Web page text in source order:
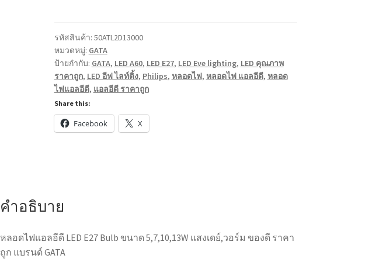
ล
อีดี
LED
E27
Bulb
ขนาด
5,7,10,13W
แบรนด์
ชิ้น
รหัสสินค้า: 50ATL2D13000
หมวดหมู่: GATA
ป้ายกำกับ: GATA, LED A60, LED E27, LED Eve lighting, LED คุณภาพ
ราคาถูก, LED อีฟ ไลท์ติ้ง, Philips, หลอดไฟ, หลอดไฟ แอลอีดี, หลอด
ไฟแอลอีดี, แอลอีดี ราคาถูก
Share this:
Facebook X
คำอธิบาย
หลอดไฟแอลอีดี LED E27 Bulb ขนาด 5,7,10,13W แสงเดย์,วอร์ม ของดี ราคา
ถูก แบรนด์ GATA